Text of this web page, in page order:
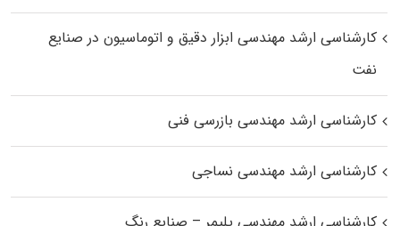
کارشناسی ارشد مهندسی ابزار دقیق و اتوماسیون در صنایع
نفت
کارشناسی ارشد مهندسی بازرسی فنی
کارشناسی ارشد مهندسی نساجی